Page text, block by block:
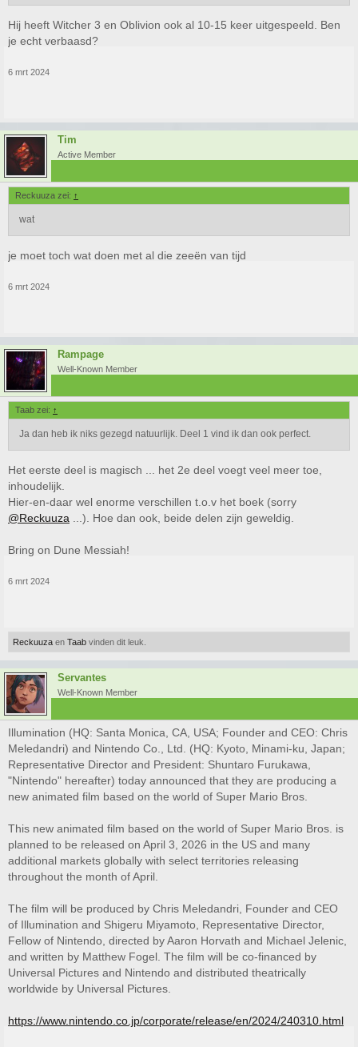
Hij heeft Witcher 3 en Oblivion ook al 10-15 keer uitgespeeld. Ben
je echt verbaasd?
6 mrt 2024
Tim
Active Member
Reckuuza zei: ↑
wat
je moet toch wat doen met al die zeeën van tijd
6 mrt 2024
Rampage
Well-Known Member
Taab zei: ↑
Ja dan heb ik niks gezegd natuurlijk. Deel 1 vind ik dan ook perfect.
Het eerste deel is magisch ... het 2e deel voegt veel meer toe,
inhoudelijk.
Hier-en-daar wel enorme verschillen t.o.v het boek (sorry
@Reckuuza ...). Hoe dan ook, beide delen zijn geweldig.
Bring on Dune Messiah!
6 mrt 2024
Reckuuza en Taab vinden dit leuk.
Servantes
Well-Known Member
Illumination (HQ: Santa Monica, CA, USA; Founder and CEO: Chris
Meledandri) and Nintendo Co., Ltd. (HQ: Kyoto, Minami-ku, Japan;
Representative Director and President: Shuntaro Furukawa,
"Nintendo" hereafter) today announced that they are producing a
new animated film based on the world of Super Mario Bros.
This new animated film based on the world of Super Mario Bros. is
planned to be released on April 3, 2026 in the US and many
additional markets globally with select territories releasing
throughout the month of April.
The film will be produced by Chris Meledandri, Founder and CEO
of Illumination and Shigeru Miyamoto, Representative Director,
Fellow of Nintendo, directed by Aaron Horvath and Michael Jelenic,
and written by Matthew Fogel. The film will be co-financed by
Universal Pictures and Nintendo and distributed theatrically
worldwide by Universal Pictures.
https://www.nintendo.co.jp/corporate/release/en/2024/240310.html